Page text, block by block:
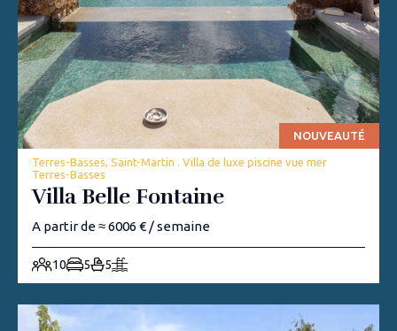
NOUVEAUTÉ
Terres-Basses, Saint-Martin . Villa de luxe piscine vue mer
Terres-Basses
Villa Belle Fontaine
A partir de ≈ 6006 € / semaine
10 5 5